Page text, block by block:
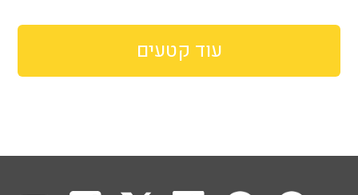
עוד קטעים